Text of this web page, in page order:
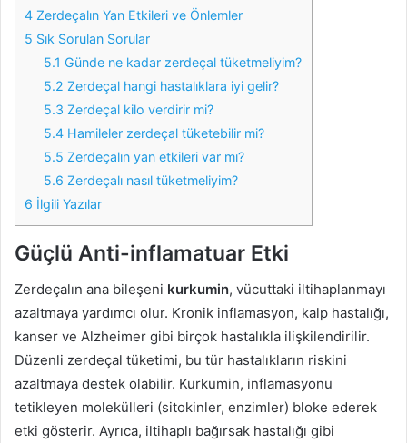
4 Zerdeçalın Yan Etkileri ve Önlemler
5 Sık Sorulan Sorular
5.1 Günde ne kadar zerdeçal tüketmeliyim?
5.2 Zerdeçal hangi hastalıklara iyi gelir?
5.3 Zerdeçal kilo verdirir mi?
5.4 Hamileler zerdeçal tüketebilir mi?
5.5 Zerdeçalın yan etkileri var mı?
5.6 Zerdeçalı nasıl tüketmeliyim?
6 İlgili Yazılar
Güçlü Anti-inflamatuar Etki
Zerdeçalın ana bileşeni kurkumin, vücuttaki iltihaplanmayı
azaltmaya yardımcı olur. Kronik inflamasyon, kalp hastalığı,
kanser ve Alzheimer gibi birçok hastalıkla ilişkilendirilir.
Düzenli zerdeçal tüketimi, bu tür hastalıkların riskini
azaltmaya destek olabilir. Kurkumin, inflamasyonu
tetikleyen molekülleri (sitokinler, enzimler) bloke ederek
etki gösterir. Ayrıca, iltihaplı bağırsak hastalığı gibi